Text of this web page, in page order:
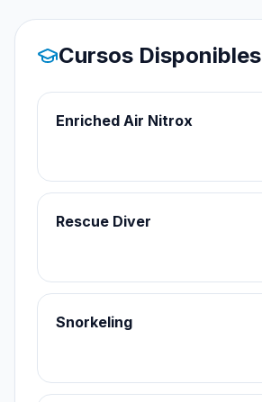
Cursos Disponibles
Enriched Air Nitrox
Rescue Diver
Snorkeling